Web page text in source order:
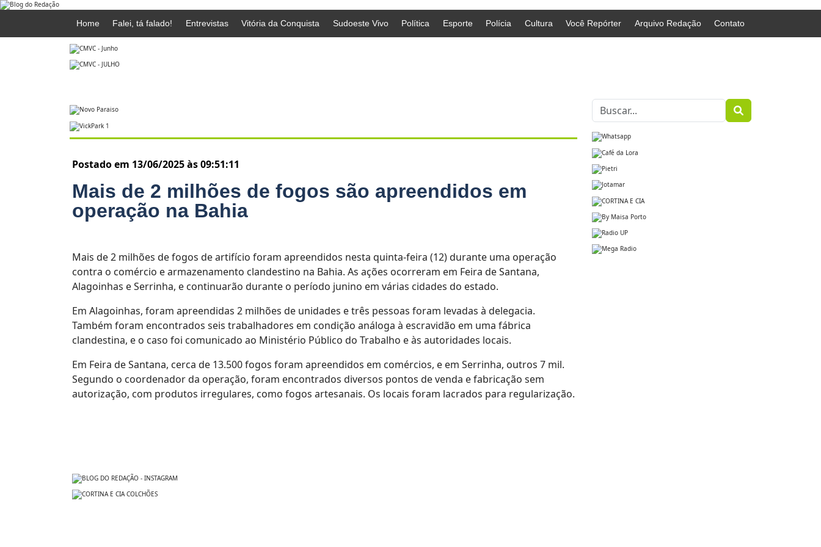
Home Falei, tá falado! Entrevistas Vitória da Conquista Sudoeste Vivo Política Esporte Polícia Cultura Você Repórter Arquivo Redação Contato
Postado em 13/06/2025 às 09:51:11
Mais de 2 milhões de fogos são apreendidos em
operação na Bahia
Mais de 2 milhões de fogos de artifício foram apreendidos nesta quinta-feira (12) durante uma operação
contra o comércio e armazenamento clandestino na Bahia. As ações ocorreram em Feira de Santana,
Alagoinhas e Serrinha, e continuarão durante o período junino em várias cidades do estado.
Em Alagoinhas, foram apreendidas 2 milhões de unidades e três pessoas foram levadas à delegacia.
Também foram encontrados seis trabalhadores em condição análoga à escravidão em uma fábrica
clandestina, e o caso foi comunicado ao Ministério Público do Trabalho e às autoridades locais.
Em Feira de Santana, cerca de 13.500 fogos foram apreendidos em comércios, e em Serrinha, outros 7 mil.
Segundo o coordenador da operação, foram encontrados diversos pontos de venda e fabricação sem
autorização, com produtos irregulares, como fogos artesanais. Os locais foram lacrados para regularização.